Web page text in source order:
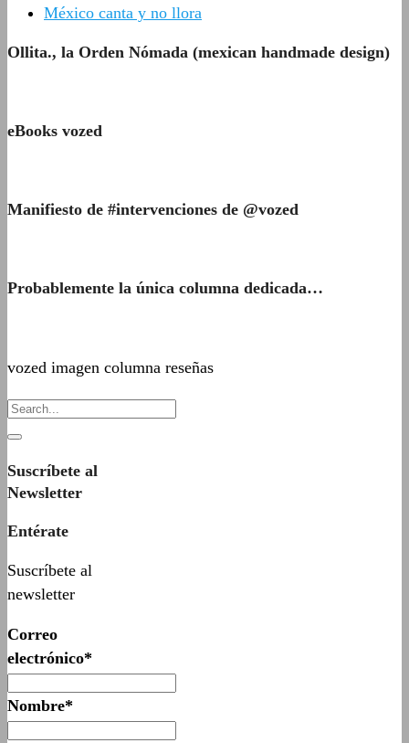
México canta y no llora
Ollita., la Orden Nómada (mexican handmade design)
eBooks vozed
Manifiesto de #intervenciones de @vozed
Probablemente la única columna dedicada…
vozed imagen columna reseñas
Suscríbete al
Newsletter
Entérate
Suscríbete al
newsletter
Correo
electrónico*
Nombre*